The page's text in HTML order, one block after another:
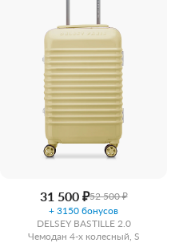
31 500 ₽52 500 ₽
+ 3150 бонусов
DELSEY BASTILLE 2.0
Чемодан 4-х колесный, S